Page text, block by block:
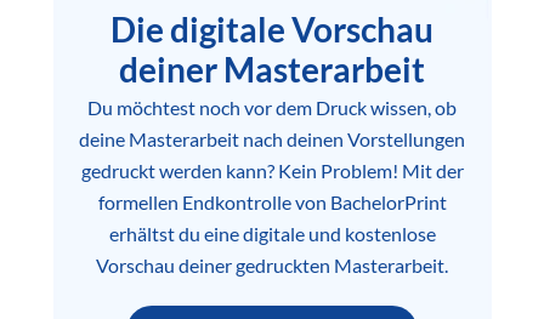
Die digitale Vorschau
deiner Masterarbeit
Du möchtest noch vor dem Druck wissen, ob
deine Masterarbeit nach deinen Vorstellungen
gedruckt werden kann? Kein Problem! Mit der
formellen Endkontrolle von BachelorPrint
erhältst du eine digitale und kostenlose
Vorschau deiner gedruckten Masterarbeit.